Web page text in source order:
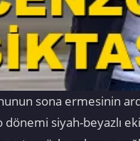
sona ermesinin
dönemi siyah-